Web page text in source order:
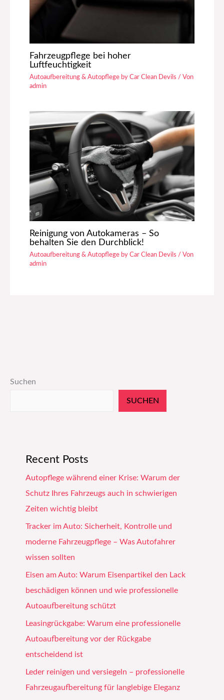
Fahrzeugpflege bei hoher
Luftfeuchtigkeit
Autoaufbereitung & Autopflege by Car Clean Devils / Von
admin
Reinigung von Autokameras – So
behalten Sie den Durchblick!
Autoaufbereitung & Autopflege by Car Clean Devils / Von
admin
Suchen
SUCHEN
Recent Posts
Autopflege während einer Krise: Warum der
Schutz Ihres Fahrzeugs auch in schwierigen
Zeiten wichtig bleibt
Tracker im Auto: Sicherheit, Kontrolle und
moderne Fahrzeugpflege – Was Autofahrer
wissen sollten
Eisen am Auto: Warum Eisenpartikel den Lack
beschädigen können und wie professionelle
Autoaufbereitung schützt
Leasingrückgabe: Warum eine professionelle
Autoaufbereitung vor der Rückgabe
entscheidend ist
Leder reinigen und versiegeln – professionelle
Fahrzeugaufbereitung für langlebige Eleganz